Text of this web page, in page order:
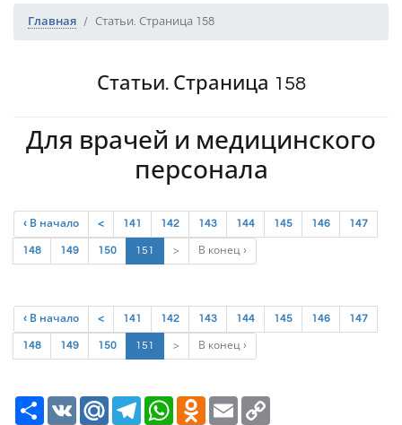
Главная Статьи. Страница 158
Статьи. Страница 158
Для врачей и медицинского
персонала
‹ В начало < 141 142 143 144 145 146 147
148 149 150 151 (current)
> В конец ›
‹ В начало < 141 142 143 144 145 146 147
148 149 150 151 (current)
> В конец ›
РесурсVK Mail.Ru TelegramWhatsAppOdnoklassniki
Email